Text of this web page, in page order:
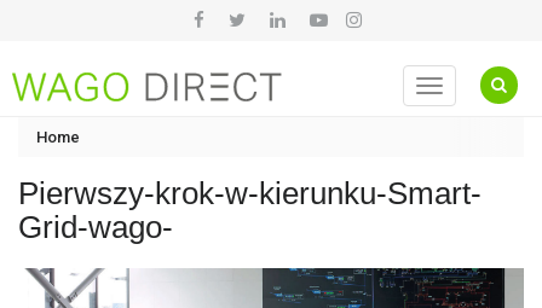
Toggle
Home
Pierwszy-krok-w-kierunku-Smart-
Grid-wago-